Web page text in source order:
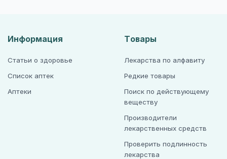
Информация
Статьи о здоровье
Список аптек
Аптеки
Товары
Лекарства по алфавиту
Редкие товары
Поиск по действующему
веществу
Производители
лекарственных средств
Проверить подлинность
лекарства